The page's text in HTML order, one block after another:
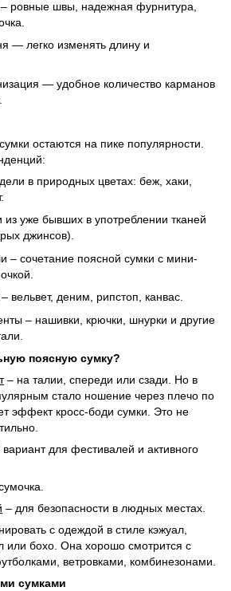
ровные швы, надежная фурнитура,
— легко изменять длину и
— удобное количество карманов
остаются на пике популярности.
в природных цветах: беж, хаки,
уже бывших в употреблении тканей
джинсов).
– сочетание поясной сумки с мини-
вельвет, деним, рипстоп, канвас.
– нашивки, крючки, шнурки и другие
поясную сумку?
– на талии, спереди или сзади. Но в
стало ношение через плечо по
эффект кросс-боди сумки. Это не
для фестивалей и активного
– для безопасности в людных местах.
с одеждой в стиле кэжуал,
или бохо. Она хорошо смотрится с
ветровками, комбинезонами.
сумками